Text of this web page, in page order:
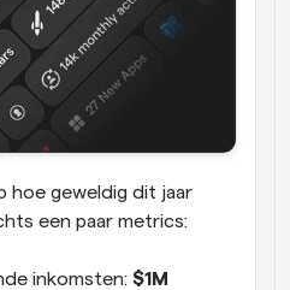
hoe geweldig dit jaar
een paar metrics:
inkomsten: $1M